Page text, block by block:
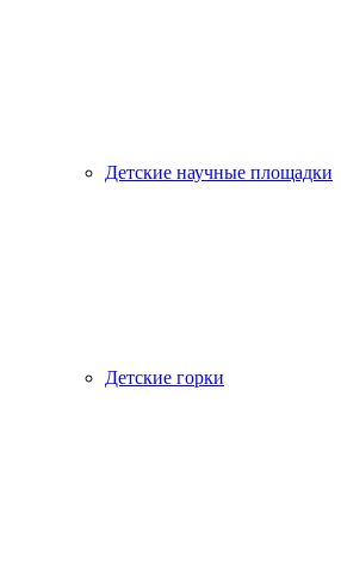
Детские научные площадки
Детские горки